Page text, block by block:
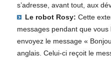
s’adresse, avant tout, aux
Le robot Rosy: Cette
messages pendant que
envoyez le message «
anglais. Celui-ci reçoit le